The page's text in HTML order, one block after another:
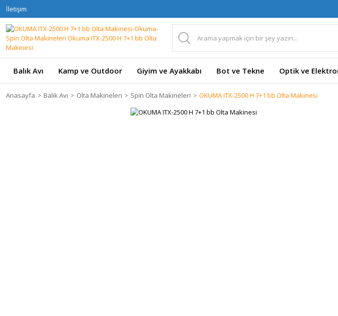
İletişim
Balık Avı Kamp ve Outdoor Giyim ve Ayakkabı Bot ve Tekne Optik ve
Anasayfa Balık Avı Olta Makineleri Spin Olta Makineleri OKUMA ITX-2500 H 7+1 bb Olta Makinesi